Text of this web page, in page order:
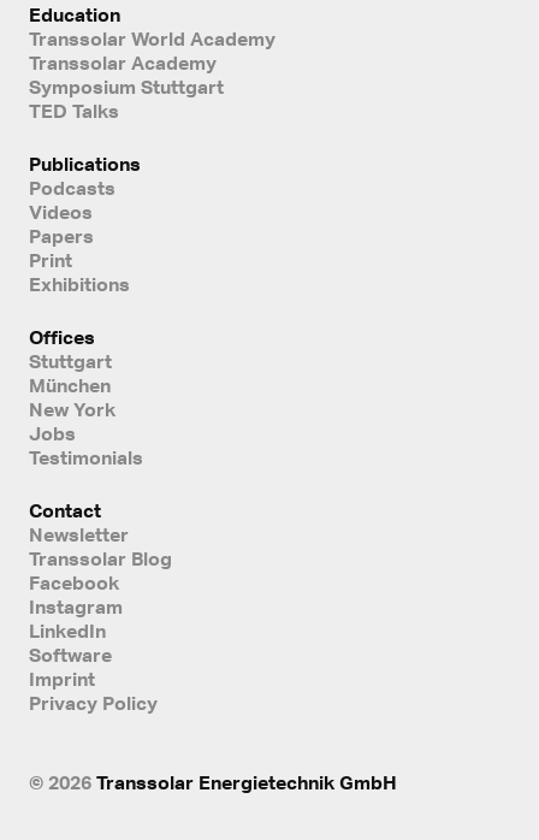
Education
Transsolar World Academy
Transsolar Academy
Symposium Stuttgart
TED Talks
Publications
Podcasts
Videos
Papers
Print
Exhibitions
Offices
Stuttgart
München
New York
Jobs
Testimonials
Contact
Newsletter
Transsolar Blog
Facebook
Instagram
LinkedIn
Software
Imprint
Privacy Policy
© 2026 Transsolar Energietechnik GmbH